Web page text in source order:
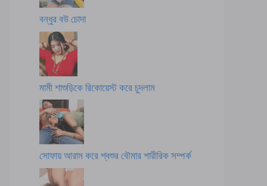
বন্ধুর বউ চোদা
মামী শাশুড়িকে রিকোয়েস্ট করে চুদলাম
সোফায় আরাম করে শ্বশুর বৌমার শারীরিক সম্পর্ক